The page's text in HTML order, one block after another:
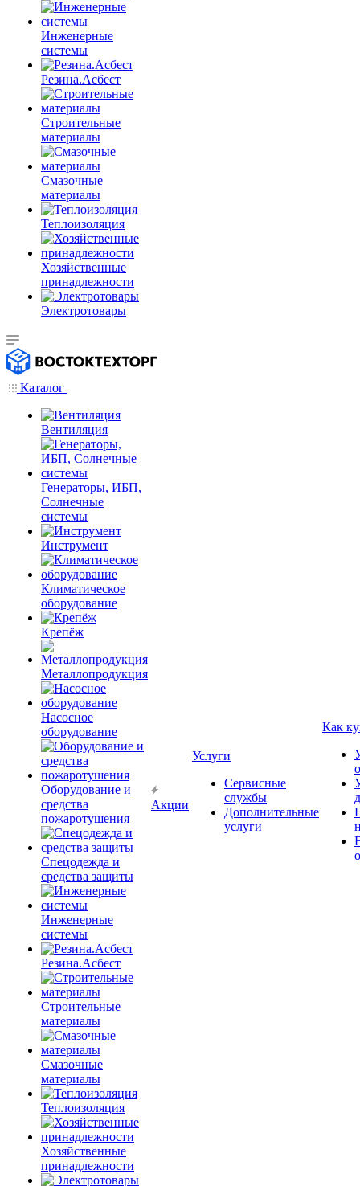
Инженерные
системы
Резина.Асбест
Строительные
материалы
Смазочные
материалы
Теплоизоляция
Хозяйственные
принадлежности
Электротовары
Каталог
Вентиляция
Генераторы, ИБП,
Солнечные
системы
Инструмент
Климатическое
оборудование
Крепёж
Металлопродукция
Насосное
оборудование
Оборудование и
средства
пожаротушения
Спецодежда и
средства защиты
Инженерные
системы
Резина.Асбест
Строительные
материалы
Смазочные
материалы
Теплоизоляция
Хозяйственные
принадлежности
Акции
Услуги
Сервисные
службы
Дополнительные
услуги
Как